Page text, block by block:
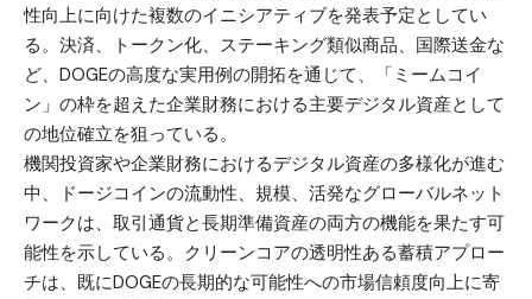
性向上に向けた複数のイニシアティブを発表予定としてい
る。決済、トークン化、ステーキング類似商品、国際送金な
ど、DOGEの高度な実用例の開拓を通じて、「ミームコイ
ン」の枠を超えた企業財務における主要デジタル資産として
の地位確立を狙っている。
機関投資家や企業財務におけるデジタル資産の多様化が進む
中、ドージコインの流動性、規模、活発なグローバルネット
ワークは、取引通貨と長期準備資産の両方の機能を果たす可
能性を示している。クリーンコアの透明性ある蓄積アプロー
チは、既にDOGEの長期的な可能性への市場信頼度向上に寄